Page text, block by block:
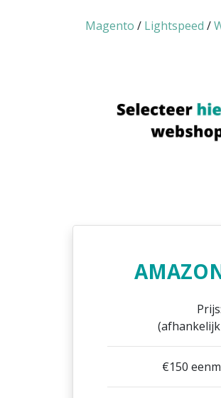
Magento / Lightspeed /
€150